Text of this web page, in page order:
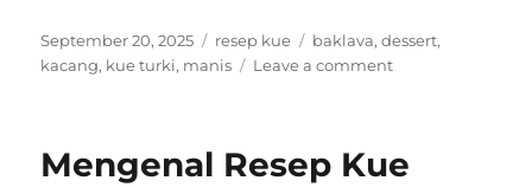
Posted
on
September 20, 2025 Categories
resep kue Tags
baklava,dessert,
kacang, kue turki, manis Leave a commenton
Manis
Mengenal Resep Kue